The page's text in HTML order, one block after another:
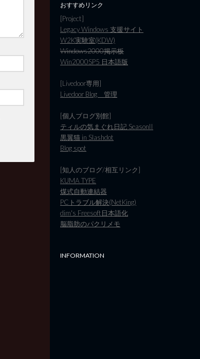
おすすめリンク
[Project]
Legacy Windows 支援サイト
W2K実験室(KDW)
Windows2000掲示板
Win2000SP5 日本語版
[Livedoor専用]
Livedoor Blog 管理
[個人ブログ別館]
ティルの気まぐれ日記 SeasonII
黒翼猫 in Slashdot
Blog spot
[知人のブログ/相互リンク]
KUMA TYPE
煤式自動連結器
PCトラブル解決(NetKing)
dim's Freesoft日本語化
脳脂肪のパクリメモ
INFORMATION